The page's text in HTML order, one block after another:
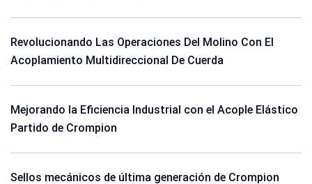
Revolucionando Las Operaciones Del Molino Con El
Acoplamiento Multidireccional De Cuerda
Mejorando la Eficiencia Industrial con el Acople Elástico
Partido de Crompion
Sellos mecánicos de última generación de Crompion